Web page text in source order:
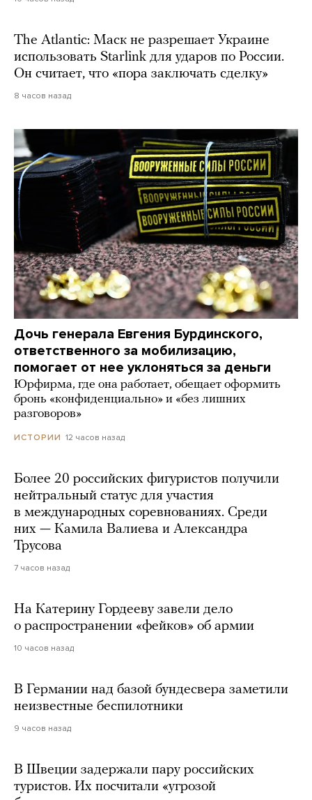
The Atlantic: Маск не разрешает Украине
использовать Starlink для ударов по России.
Он считает, что «пора заключать сделку»
8 часов назад
Дочь генерала Евгения Бурдинского,
ответственного за мобилизацию,
помогает от нее уклоняться за деньги
Юрфирма, где она работает, обещает оформить
бронь «конфиденциально» и «без лишних
разговоров»
ИСТОРИИ 12 часов назад
Более 20 российских фигуристов получили
нейтральный статус для участия
в международных соревнованиях. Среди
них — Камила Валиева и Александра
Трусова
7 часов назад
На Катерину Гордееву завели дело
о распространении «фейков» об армии
10 часов назад
В Германии над базой бундесвера заметили
неизвестные беспилотники
9 часов назад
В Швеции задержали пару российских
туристов. Их посчитали «угрозой